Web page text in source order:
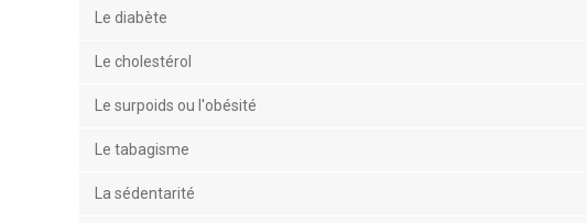
Le diabète
Le cholestérol
Le surpoids ou l'obésité
Le tabagisme
La sédentarité